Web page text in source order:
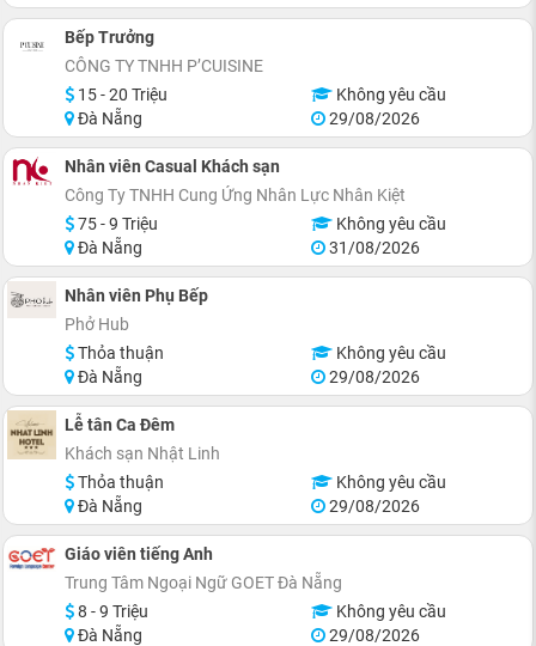
Bếp Trưởng
CÔNG TY TNHH P’CUISINE
15 - 20 Triệu
Không yêu cầu
Đà Nẵng
29/08/2026
Nhân viên Casual Khách sạn
Công Ty TNHH Cung Ứng Nhân Lực Nhân Kiệt
75 - 9 Triệu
Không yêu cầu
Đà Nẵng
31/08/2026
Nhân viên Phụ Bếp
Phở Hub
Thỏa thuận
Không yêu cầu
Đà Nẵng
29/08/2026
Lễ tân Ca Đêm
Khách sạn Nhật Linh
Thỏa thuận
Không yêu cầu
Đà Nẵng
29/08/2026
Giáo viên tiếng Anh
Trung Tâm Ngoại Ngữ GOET Đà Nẵng
8 - 9 Triệu
Không yêu cầu
Đà Nẵng
29/08/2026